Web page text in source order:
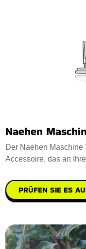
Naehen
Der Naehen
Accessoire, das an
PRÜFEN SIE ES